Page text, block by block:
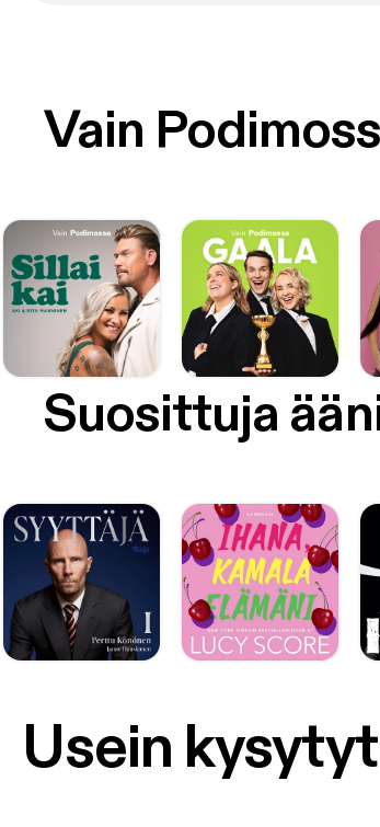
Vain
Suosittuja
Usein